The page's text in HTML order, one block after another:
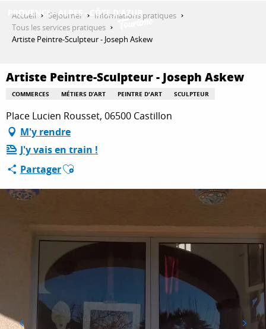
contenu
QUE FAIRE ?
SÉJOURNER
ESPACE PRO
Accueil Séjourner
Informations pratiques
Tous les services pratiques
Artiste Peintre-Sculpteur - Joseph Askew
Artiste Peintre-Sculpteur - Joseph Askew
COMMERCES MÉTIERS D’ART PEINTRE D'ART SCULPTEUR
Place Lucien Rousset, 06500 Castillon
M'y rendre
J'y vais en train !
PartagerAjouter aux favoris